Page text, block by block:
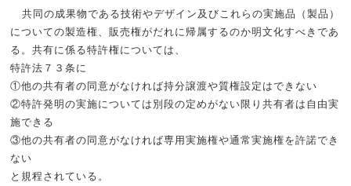
共同の成果物である技術やデザイン及びこれらの実施品（製品）
についての製造権、販売権がだれに帰属するのか明文化すべきであ
る。共有に係る特許権については、
特許法７３条に
①他の共有者の同意がなければ持分譲渡や質権設定はできない
②特許発明の実施については別段の定めがない限り共有者は自由実
施できる
③他の共有者の同意がなければ専用実施権や通常実施権を許諾でき
ない
と規程されている。